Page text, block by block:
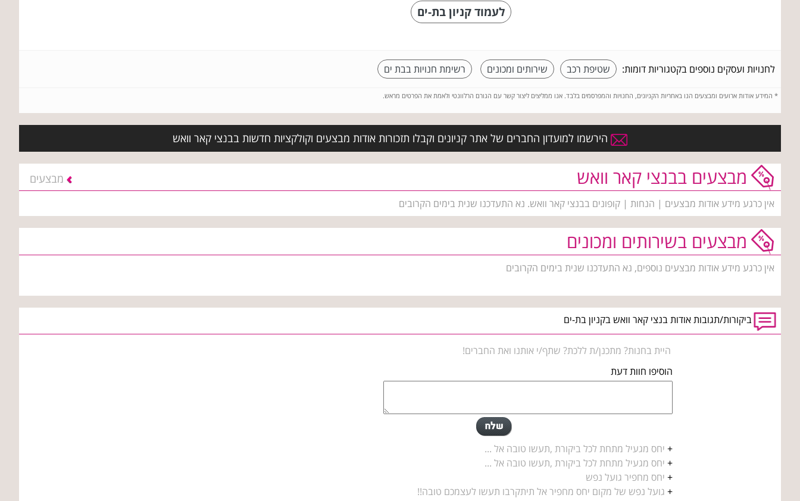
לעמוד קניון בת-ים
לחנויות ועסקים נוספים בקטגוריות דומות: שטיפת רכב שירותים ומכונים רשימת חנויות בבת ים
* המידע אודות ארועים ומבצעים הנו באחריות הקניונים, החנויות והמפרסמים בלבד. אנו ממליצים ליצור קשר עם הגורם הרלוונטי ולאמת את הפרטים מראש.
הירשמו למועדון החברים של אתר קניונים וקבלו תזכורות אודות מבצעים וקולקציות חדשות בבנצי קאר וואש
מבצעים בבנצי קאר וואש מבצעים
אין כרגע מידע אודות מבצעים | הנחות | קופונים בבנצי קאר וואש. נא התעדכנו שנית בימים הקרובים
מבצעים בשירותים ומכונים
אין כרגע מידע אודות מבצעים נוספים, נא התעדכנו שנית בימים הקרובים
ביקורות/תגובות אודות בנצי קאר וואש בקניון בת-ים
היית בחנות? מתכנן/ת ללכת? שתף/י אותנו ואת החברים!
הוסיפו חוות דעת
+ יחס מגעיל מתחת לכל ביקורת ,תעשו טובה אל ...
+ יחס מגעיל מתחת לכל ביקורת ,תעשו טובה אל ...
+ יחס מחפיר גועל נפש
+ גועל נפש של מקום יחס מחפיר אל תיתקרבו תעשו לעצמכם טובה!!